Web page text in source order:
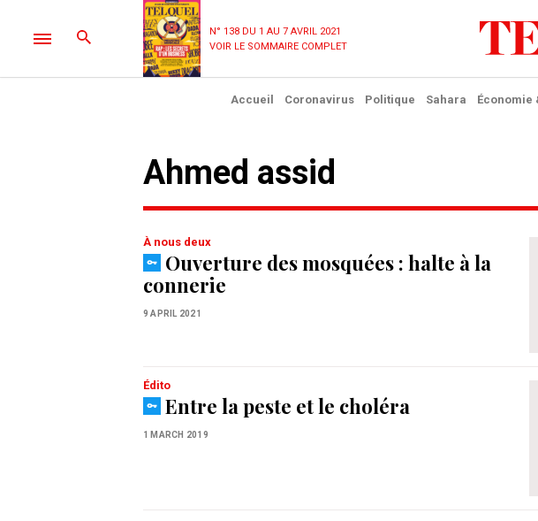
N° 138 DU 1 AU 7 AVRIL 2021
VOIR LE SOMMAIRE COMPLET
Accueil Coronavirus Politique Sahara Économie
ahmed assid
À nous deux
Ouverture des mosquées : halte à la
connerie
9 APRIL 2021
Édito
Entre la peste et le choléra
1 MARCH 2019